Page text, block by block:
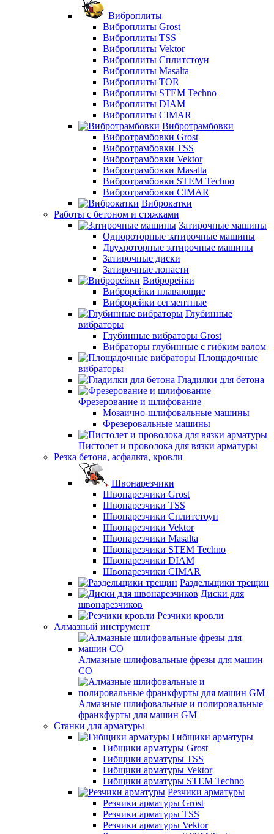
Виброплиты
Виброплиты Grost
Виброплиты TSS
Виброплиты Vektor
Виброплиты Сплитстоун
Виброплиты Masalta
Виброплиты TOR
Виброплиты STEM Techno
Виброплиты DIAM
Виброплиты CIMAR
Вибротрамбовки
Вибротрамбовки Grost
Вибротрамбовки TSS
Вибротрамбовки Vektor
Вибротрамбовки Masalta
Вибротрамбовки STEM Techno
Вибротрамбовки CIMAR
Виброкатки
Работы с бетоном и стяжками
Затирочные машины
Однороторные затирочные машины
Двухроторные затирочные машины
Затирочные диски
Затирочные лопасти
Виброрейки
Виброрейки плавающие
Виброрейки сегментные
Глубинные
вибраторы
Глубинные вибраторы Grost
Вибраторы глубинные с гибким валом
Площадочные
вибраторы
Гладилки для бетона
Фрезерование и шлифование
Мозаично-шлифовальные машины
Фрезеровальные машины
Пистолет и проволока для вязки арматуры
Резка бетона, асфальта, кровли
Швонарезчики
Швонарезчики Grost
Швонарезчики TSS
Швонарезчики Сплитстоун
Швонарезчики Vektor
Швонарезчики Masalta
Швонарезчики STEM Techno
Швонарезчики DIAM
Швонарезчики CIMAR
Раздельщики трещин
Диски для
швонарезчиков
Резчики кровли
Алмазный инструмент
Алмазные шлифовальные фрезы для машин
СО
Алмазные шлифовальные и полировальные
франкфурты для машин GM
Станки для арматуры
Гибщики арматуры
Гибщики арматуры Grost
Гибщики арматуры TSS
Гибщики арматуры Vektor
Гибщики арматуры STEM Techno
Резчики арматуры
Резчики арматуры Grost
Резчики арматуры TSS
Резчики арматуры Vektor